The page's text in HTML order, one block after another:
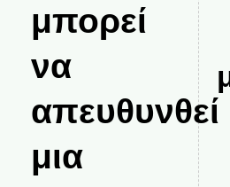
μπορεί
να
απευθυνθεί
μια